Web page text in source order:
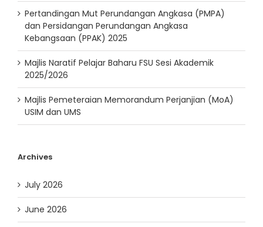
Pertandingan Mut Perundangan Angkasa (PMPA)
dan Persidangan Perundangan Angkasa
Kebangsaan (PPAK) 2025
Majlis Naratif Pelajar Baharu FSU Sesi Akademik
2025/2026
Majlis Pemeteraian Memorandum Perjanjian (MoA)
USIM dan UMS
Archives
July 2026
June 2026